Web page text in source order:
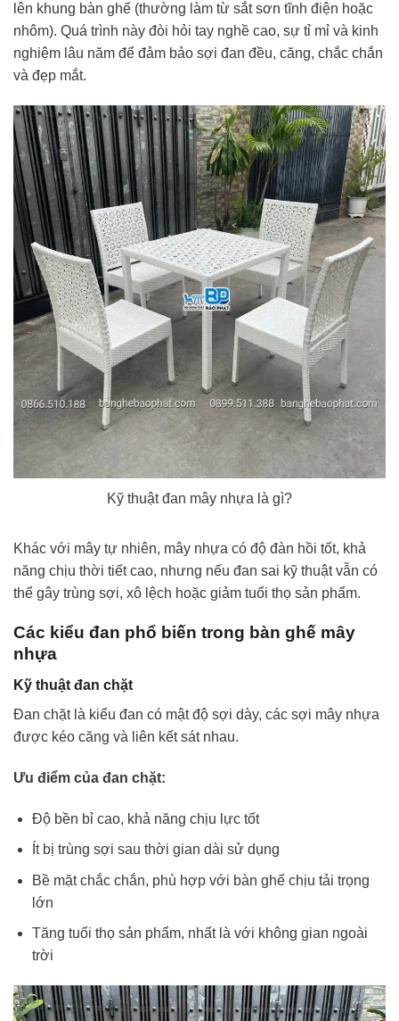
lên khung bàn ghế (thường làm từ sắt sơn tĩnh điện hoặc
nhôm). Quá trình này đòi hỏi tay nghề cao, sự tỉ mỉ và kinh
nghiệm lâu năm để đảm bảo sợi đan đều, căng, chắc chắn
và đẹp mắt.
Kỹ thuật đan mây nhựa là gì?
Khác với mây tự nhiên, mây nhựa có độ đàn hồi tốt, khả
năng chịu thời tiết cao, nhưng nếu đan sai kỹ thuật vẫn có
thể gây trùng sợi, xô lệch hoặc giảm tuổi thọ sản phẩm.
Các kiểu đan phổ biến trong bàn ghế mây
nhựa
Kỹ thuật đan chặt
Đan chặt là kiểu đan có mật độ sợi dày, các sợi mây nhựa
được kéo căng và liên kết sát nhau.
Ưu điểm của đan chặt:
Độ bền bỉ cao, khả năng chịu lực tốt
Ít bị trùng sợi sau thời gian dài sử dụng
Bề mặt chắc chắn, phù hợp với bàn ghế chịu tải trọng
lớn
Tăng tuổi thọ sản phẩm, nhất là với không gian ngoài
trời